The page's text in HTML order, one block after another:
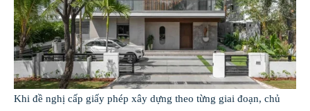
Khi đề nghị cấp giấy phép xây dựng theo từng giai đoạn, chủ